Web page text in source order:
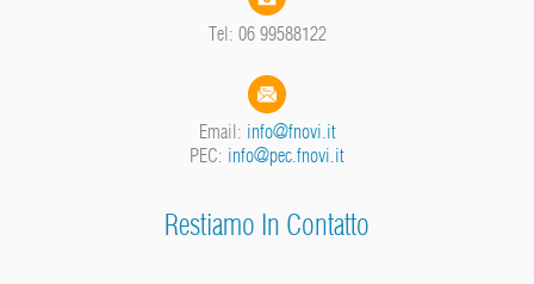
Tel: 06 99588122
Email: info@fnovi.it
PEC: info@pec.fnovi.it
Restiamo In Contatto